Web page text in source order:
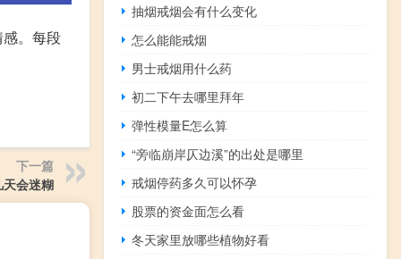
。每段
下一篇
会迷糊
抽烟戒烟会有什么变化
怎么能能戒烟
男士戒烟用什么药
初二下午去哪里拜年
弹性模量E怎么算
“旁临崩岸仄边溪”的出处是哪里
戒烟停药多久可以怀孕
股票的资金面怎么看
冬天家里放哪些植物好看